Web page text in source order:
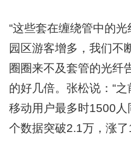
“这些套在缠绕管中的
园区游客增多，我们不
圈圈来不及套管的光纤
的好几倍。张松说：“
移动用户最多时1500
个数据突破2.1万，涨了